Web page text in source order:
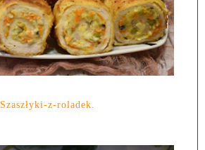
Szaszłyki-z-roladek.